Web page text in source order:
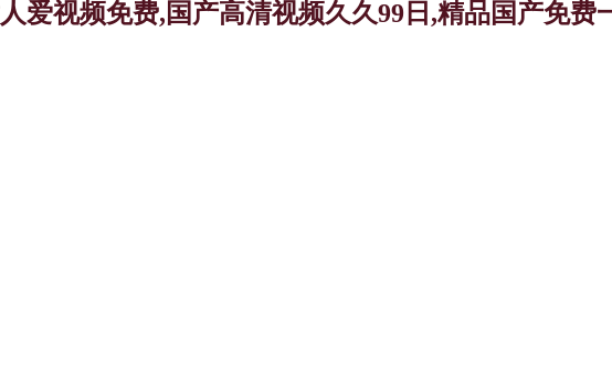
爱视频免费,国产高清视频久久99日,精品国产免费